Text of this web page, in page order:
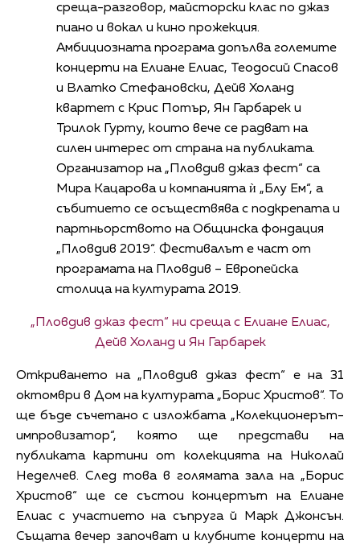
среща-разговор, майсторски клас по джаз
пиано и вокал и кино прожекция.
Амбициозната програма допълва големите
концерти на Елиане Елиас, Теодосий Спасов
и Влатко Стефановски, Дейв Холанд
квартет с Крис Потър, Ян Гарбарек и
Трилок Гурту, които вече се радват на
силен интерес от страна на публиката.
Организатор на „Пловдив джаз фест“ са
Мира Кацарова и компанията ѝ „Блу Ем“, а
събитието се осъществява с подкрепата и
партньорството на Общинска фондация
„Пловдив 2019“. Фестивалът е част от
програмата на Пловдив – Европейска
столица на културата 2019.
„Пловдив джаз фест“ ни среща с Елиане Елиас,
Дейв Холанд и Ян Гарбарек
Откриването на „Пловдив джаз фест“ е на 31
октомври в Дом на културата „Борис Христов“. То
ще бъде съчетано с изложбата „Колекционерът-
импровизатор“, която ще представи на
публиката картини от колекцията на Николай
Неделчев. След това в голямата зала на „Борис
Христов“ ще се състои концертът на Елиане
Елиас с участието на съпруга й Марк Джонсън.
Същата вечер започват и клубните концерти на